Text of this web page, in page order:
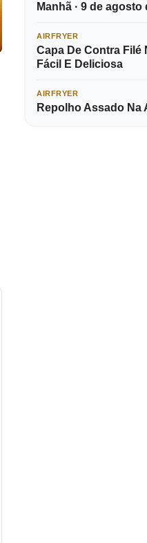
Manhã · 9 de agosto
AIRFRYER
Capa De Contra Filé
Fácil E Deliciosa
AIRFRYER
Repolho Assado Na